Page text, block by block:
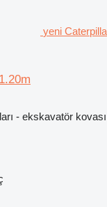
yeni
- ekskavatör kovası